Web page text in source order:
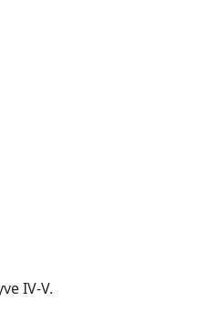
IV-V.